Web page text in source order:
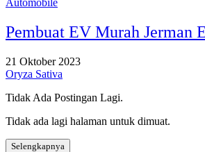
Pembuat EV Murah Jerman
21 Oktober 2023
Oryza Sativa
Tidak Ada Postingan Lagi.
Tidak ada lagi halaman untuk dimuat.
Selengkapnya